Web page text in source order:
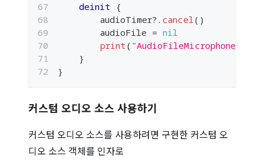
deinit {
        audioTimer
? . cancel ( )
        audioFile
= nil
print ( "AudioFileMicrophone
}
}
커스텀 오디오 소스 사용하기
커스텀 오디오 소스를 사용하려면 구현한 커스텀 오
디오 소스 객체를 인자로